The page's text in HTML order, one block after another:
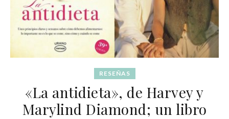
RESEÑAS
«La antidieta», de Harvey y
Marylind Diamond; un libro